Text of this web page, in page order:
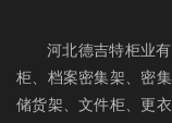
河北德吉特柜业有
柜、档案密集架、密
储货架、文件柜、更